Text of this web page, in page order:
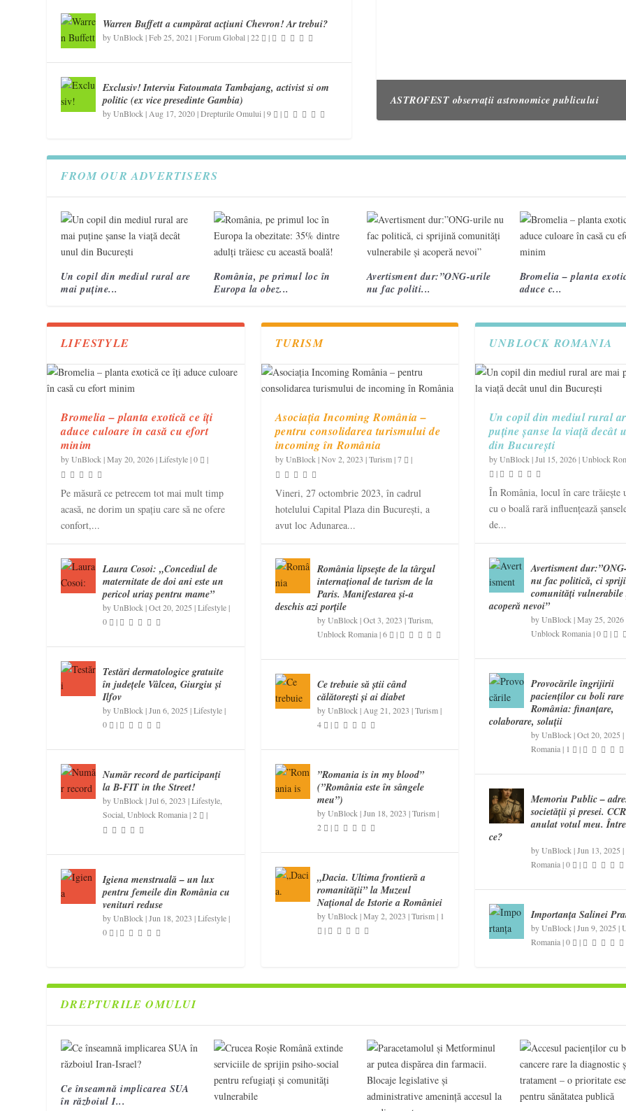
Warren Buffett a cumpărat acțiuni Chevron! Ar trebui?
byUnBlock |Feb 25, 2021 |Forum Global |22 |
Exclusiv! Interviu Fatoumata Tambajang, activist si om
politic (ex vice presedinte Gambia)
byUnBlock | Aug 17, 2020|Drepturile Omului |9 |
ASTROFEST observații astronomice publicului
3 semne care te ajută să recunoști un accident vascular
cerebral 2
Campania „Are nevoie de tine. Vorbește cu ea!”
treia ediție.
VIDEO. Topografi militari
FROM OUR ADVERTISERS
Un copil din mediul rural are
mai puține...
România, pe primul loc în
Europa la obez...
Avertisment dur:”ONG-urile
nu fac politi...
Bromelia – planta
aduce c...
LIFESTYLE
Bromelia – planta exotică ce îți
aduce culoare în casă cu efort
minim
byUnBlock |May 20, 2026|Lifestyle|0 |
Pe măsură ce petrecem tot mai mult timp
acasă, ne dorim un spațiu care să ne ofere
confort,...
Laura Cosoi: „Concediul de
maternitate de doi ani este un
pericol uriaș pentru mame”
byUnBlock |Oct 20, 2025 |Lifestyle|
0
|
Testări dermatologice gratuite
în județele Vâlcea, Giurgiu și
Ilfov
byUnBlock |Jun 6, 2025 |Lifestyle|
0
|
Număr record de participanţi
la B-FIT in the Street!
byUnBlock |Jul 6, 2023 |Lifestyle
Social ,Unblock Romania|2 |
Igiena menstruală – un lux
pentru femeile din România cu
venituri reduse
byUnBlock |Jun 18, 2023 |Lifestyle|
0
|
TURISM
Asociația Incoming România –
pentru consolidarea turismului de
incoming în România
byUnBlock |Nov 2, 2023 |Turism|7 |
Vineri, 27 octombrie 2023, în cadrul
hotelului Capital Plaza din București, a
avut loc Adunarea...
România lipsește de la târgul
internațional de turism de la
Paris. Manifestarea și-a
deschis azi porțile
byUnBlock |Oct 3, 2023 |Turism,
Unblock Romania|6 |
Ce trebuie să știi când
călătorești și ai diabet
byUnBlock | Aug 21, 2023 |Turism|
4
|
”Romania is in my blood”
(”România este în sângele
meu”)
byUnBlock |Jun 18, 2023 |Turism|
2
|
„Dacia. Ultima frontieră a
romanității” la Muzeul
Național de Istorie a României
byUnBlock |May 2, 2023 |Turism| 1
|
UNBLOCK ROMANIA
Un copil din mediul rural
puține șanse la viață decât
din București
byUnBlock |Jul 15, 2026|Unblock
|
În România, locul în care trăiește
cu o boală rară influențează
de...
Avertisment
nu fac politică, ci
comunități vulnerabile
acoperă nevoi”
byUnBlock |May 25, 2026
Unblock Romania|0 |
Provocările îngrijirii
pacienților cu boli
România: finanțare,
colaborare, soluții
byUnBlock |Oct 20, 2025 |
Romania| 1 |
Memoriu Public –
societății și presei.
anulat votul meu.
ce?
byUnBlock |Jun 13, 2025 |
Romania|0 |
Importanța Salinei
byUnBlock |Jun 9, 2025 |
Romania|0 |
DREPTURILE OMULUI
Ce înseamnă implicarea SUA
în războiul I...